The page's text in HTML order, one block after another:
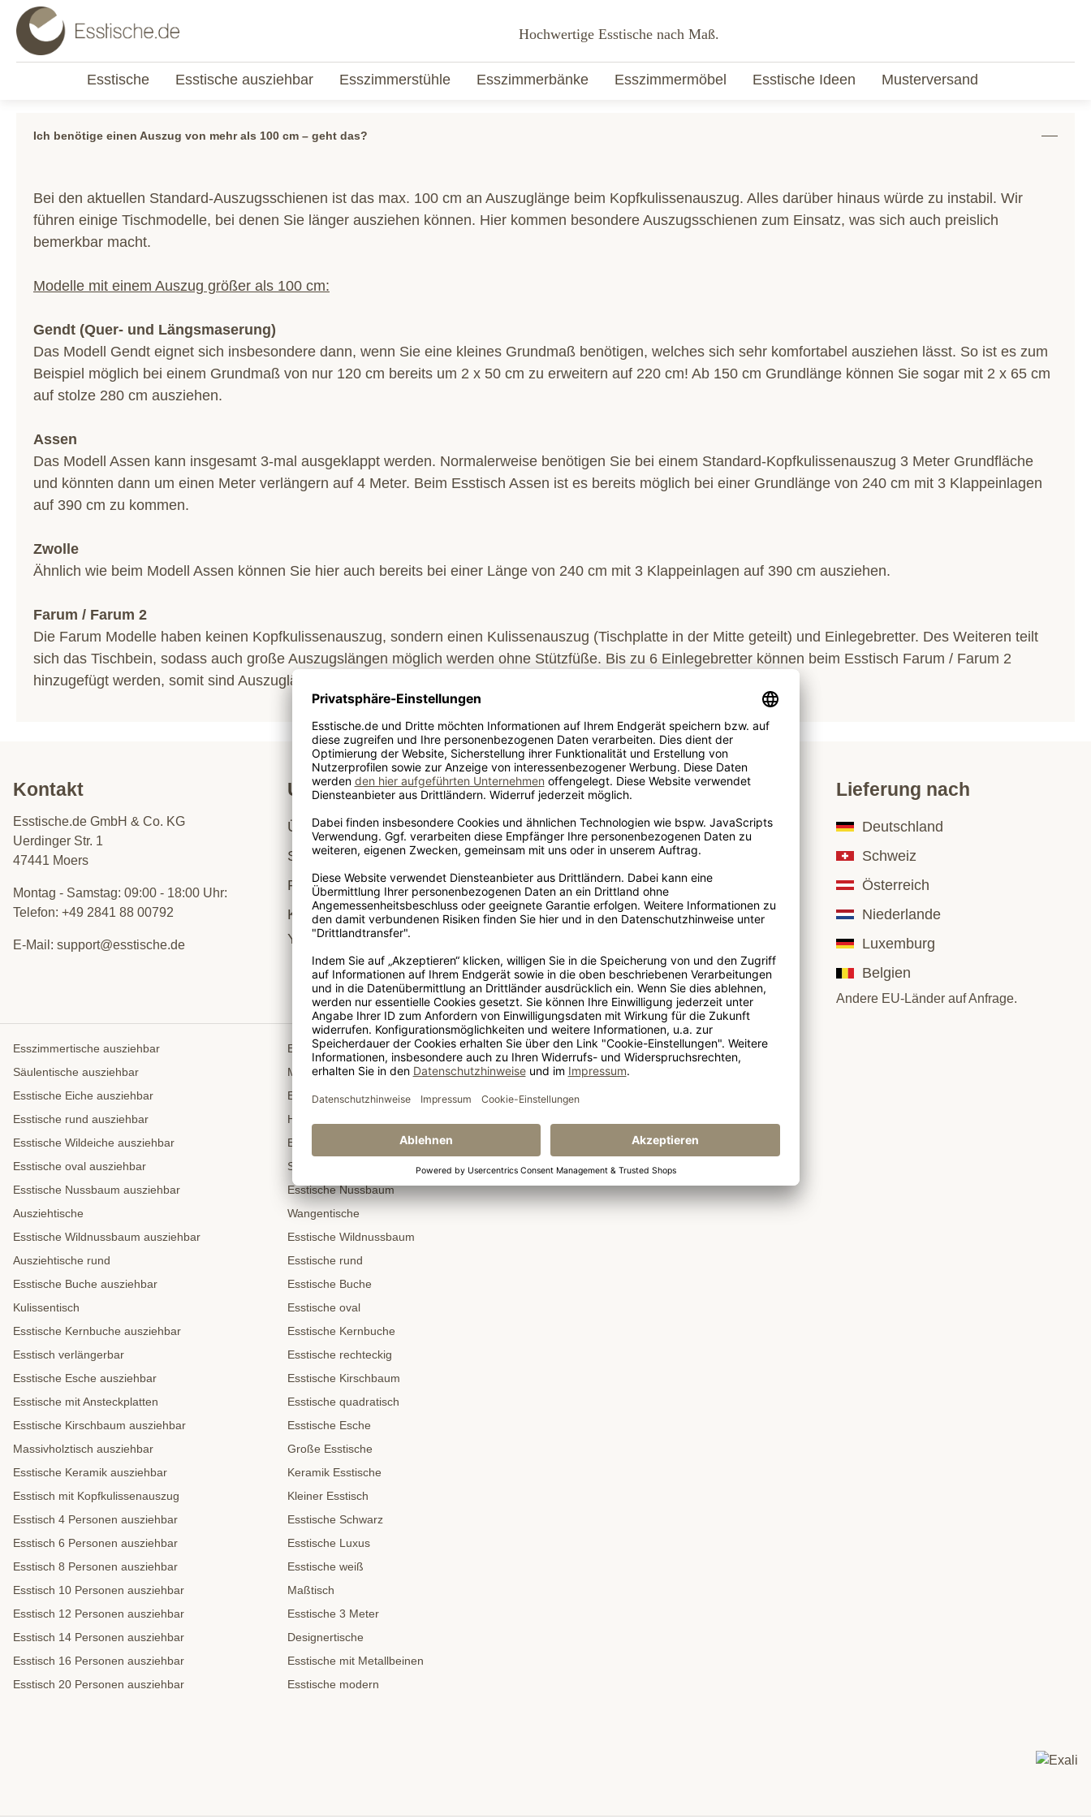
Hochwertige Esstische nach Maß.
Esstische Esstische ausziehbar Esszimmerstühle Esszimmerbänke Esszimmermöbel Esstische Ideen Musterversand
Ich benötige einen Auszug von mehr als 100 cm – geht das?
Bei den aktuellen Standard-Auszugsschienen ist das max. 100 cm an Auszuglänge beim Kopfkulissenauszug. Alles darüber hinaus würde zu instabil. Wir
führen einige Tischmodelle, bei denen Sie länger ausziehen können. Hier kommen besondere Auszugsschienen zum Einsatz, was sich auch preislich
bemerkbar macht.
Modelle mit einem Auszug größer als 100 cm:
Gendt (Quer- und Längsmaserung)
Das Modell Gendt eignet sich insbesondere dann, wenn Sie eine kleines Grundmaß benötigen, welches sich sehr komfortabel ausziehen lässt. So ist es zum
Beispiel möglich bei einem Grundmaß von nur 120 cm bereits um 2 x 50 cm zu erweitern auf 220 cm! Ab 150 cm Grundlänge können Sie sogar mit 2 x 65 cm
auf stolze 280 cm ausziehen.
Assen
Das Modell Assen kann insgesamt 3-mal ausgeklappt werden. Normalerweise benötigen Sie bei einem Standard-Kopfkulissenauszug 3 Meter Grundfläche
und könnten dann um einen Meter verlängern auf 4 Meter. Beim Esstisch Assen ist es bereits möglich bei einer Grundlänge von 240 cm mit 3 Klappeinlagen
auf 390 cm zu kommen.
Zwolle
Ähnlich wie beim Modell Assen können Sie hier auch bereits bei einer Länge von 240 cm mit 3 Klappeinlagen auf 390 cm ausziehen.
Farum / Farum 2
Die Farum Modelle haben keinen Kopfkulissenauszug, sondern einen Kulissenauszug (Tischplatte in der Mitte geteilt) und Einlegebretter. Des Weiteren teilt
sich das Tischbein, sodass auch große Auszugslängen möglich werden ohne Stützfüße. Bis zu 6 Einlegebretter können beim Esstisch Farum / Farum 2
hinzugefügt werden, somit sind Auszuglängen von ca. 5 Meter möglich.
Kontakt
Esstische.de GmbH & Co. KG
Uerdinger Str. 1
47441 Moers
Montag - Samstag: 09:00 - 18:00 Uhr:
Telefon: +49 2841 88 00792
E-Mail: support@esstische.de
Unternehmen
Über uns
Showroom
Referenzen
Karriere
YouTube
Service & Hilfe
Häufig gestellte Fragen
Lieferung
Zahlung & Sicherheit
Bestellablauf
Auszugssysteme
Lieferung nach
Deutschland
Schweiz
Österreich
Niederlande
Luxemburg
Belgien
Andere EU-Länder auf Anfrage.
Esszimmertische ausziehbar
Säulentische ausziehbar
Esstische Eiche ausziehbar
Esstische rund ausziehbar
Esstische Wildeiche ausziehbar
Esstische oval ausziehbar
Esstische Nussbaum ausziehbar
Ausziehtische
Esstische Wildnussbaum ausziehbar
Ausziehtische rund
Esstische Buche ausziehbar
Kulissentisch
Esstische Kernbuche ausziehbar
Esstisch verlängerbar
Esstische Esche ausziehbar
Esstische mit Ansteckplatten
Esstische Kirschbaum ausziehbar
Massivholztisch ausziehbar
Esstische Keramik ausziehbar
Esstisch mit Kopfkulissenauszug
Esstisch 4 Personen ausziehbar
Esstisch 6 Personen ausziehbar
Esstisch 8 Personen ausziehbar
Esstisch 10 Personen ausziehbar
Esstisch 12 Personen ausziehbar
Esstisch 14 Personen ausziehbar
Esstisch 16 Personen ausziehbar
Esstisch 20 Personen ausziehbar
Esszimmertische
Massivholztische
Esstische Eiche
Holztische
Esstische Wildeiche
Säulentische
Esstische Nussbaum
Wangentische
Esstische Wildnussbaum
Esstische rund
Esstische Buche
Esstische oval
Esstische Kernbuche
Esstische rechteckig
Esstische Kirschbaum
Esstische quadratisch
Esstische Esche
Große Esstische
Keramik Esstische
Kleiner Esstisch
Esstische Schwarz
Esstische Luxus
Esstische weiß
Maßtisch
Esstische 3 Meter
Designertische
Esstische mit Metallbeinen
Esstische modern